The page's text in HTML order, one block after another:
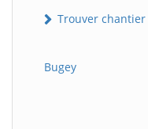
Trouver
Bugey